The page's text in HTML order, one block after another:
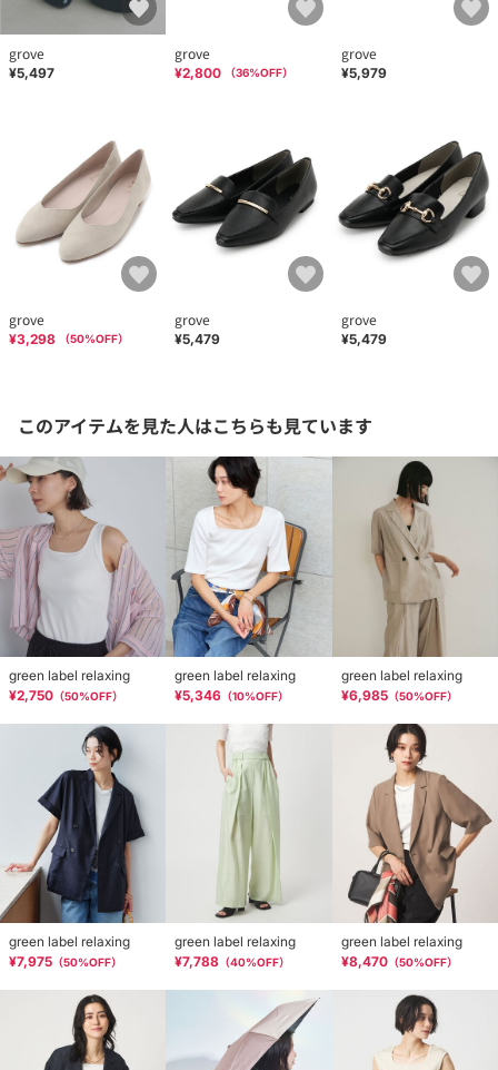
grove
¥5,497
grove
¥2,800 （36%OFF）
grove
¥5,979
grove
¥3,298 （50%OFF）
grove
¥5,479
grove
¥5,479